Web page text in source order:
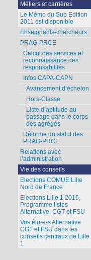
Métiers et carrières
Le Mémo du Sup Edition
2011 est disponible
Enseignants-chercheurs
PRAG-PRCE
Calcul des services et
reconnaissance des
responsabilités
Infos CAPA-CAPN
Avancement d’échelon
Hors-Classe
Liste d’aptitude au
passage dans le corps
des agrégés
Réforme du statut des
PRAG-PRCE
Relations avec
l’administration
Vie des conseils
Elections COMUE Lille
Nord de France
Elections Lille 1 2016,
Programme listes
Alternative, CGT et FSU
Vos élu-e-s Alternative
CGT et FSU dans les
conseils centraux de Lille
1